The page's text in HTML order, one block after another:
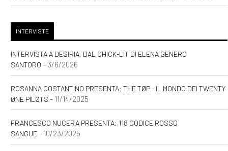
INTERVISTE
INTERVISTA A DESIRIA, DAL CHICK-LIT DI ELENA GENERO
SANTORO - 3/6/2026
ROSANNA COSTANTINO PRESENTA: THE TØP - IL MONDO DEI TWENTY
ØNE PILØTS - 11/14/2025
FRANCESCO NUCERA PRESENTA: 118 CODICE ROSSO
SANGUE- 10/23/2025